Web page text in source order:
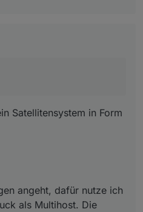
Satellitensystem in Form
angeht, dafür nutze ich
als Multihost. Die